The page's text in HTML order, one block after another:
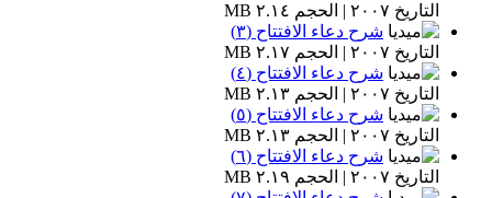
التاريخ ٢٠٠٧ | الحجم ٢.١٤ MB
شرح دعاء الافتتاح (٣)
التاريخ ٢٠٠٧ | الحجم ٢.١٧ MB
شرح دعاء الافتتاح (٤)
التاريخ ٢٠٠٧ | الحجم ٢.١٣ MB
شرح دعاء الافتتاح (٥)
التاريخ ٢٠٠٧ | الحجم ٢.١٣ MB
شرح دعاء الافتتاح (٦)
التاريخ ٢٠٠٧ | الحجم ٢.١٩ MB